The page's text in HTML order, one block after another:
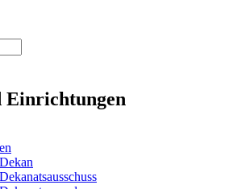
Einrichtungen
Dekan
Dekanatsausschuss